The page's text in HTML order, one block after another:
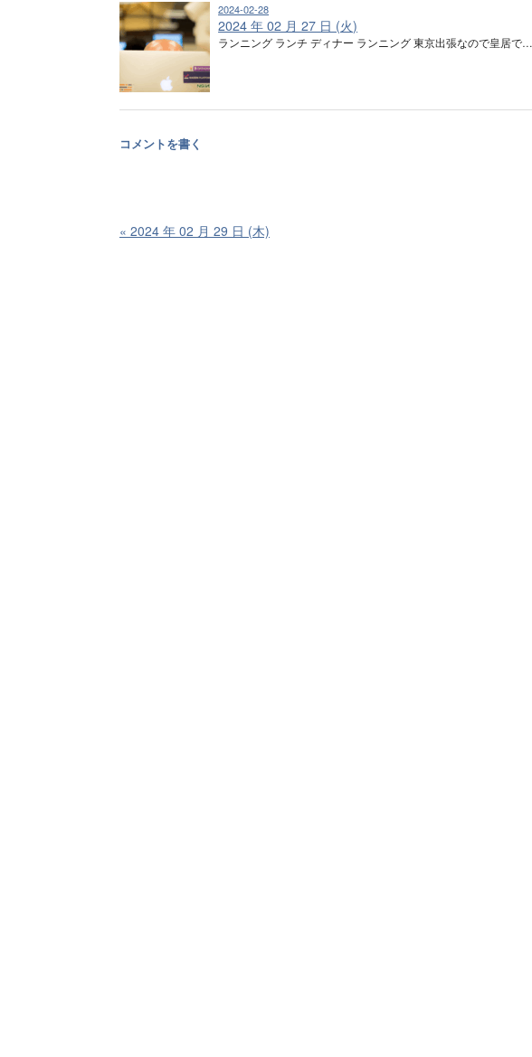
2024-02-28
2024 年 02 月 27 日 (火)
ランニング ランチ ディナー ランニング 東京出張なので皇居で…
コメントを書く
« 2024 年 02 月 29 日 (木)